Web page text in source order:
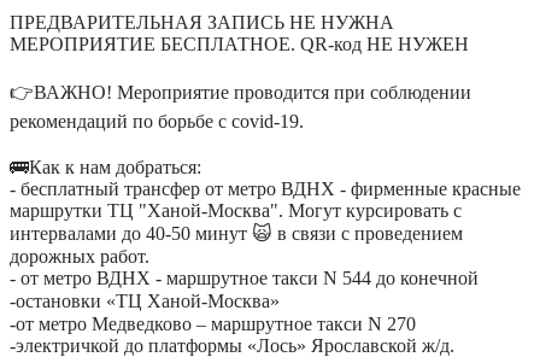
ПРЕДВАРИТЕЛЬНАЯ ЗАПИСЬ НЕ НУЖНА⠀
МЕРОПРИЯТИЕ БЕСПЛАТНОЕ. QR-код НЕ НУЖЕН
👉ВАЖНО! Мероприятие проводится при соблюдении
рекомендаций по борьбе с covid-19.
🚌Как к нам добраться:
- бесплатный трансфер от метро ВДНХ - фирменные красные
маршрутки ТЦ "Ханой-Москва". Могут курсировать с
интервалами до 40-50 минут 🙀 в связи с проведением
дорожных работ.
- от метро ВДНХ - маршрутное такси N 544 до конечной
-остановки «ТЦ Ханой-Москва»
-от метро Медведково – маршрутное такси N 270
-электричкой до платформы «Лось» Ярославской ж/д.